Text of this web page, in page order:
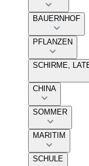
BAUERNHOF
PFLANZEN
SCHIRME,
CHINA
SOMMER
MARITIM
SCHULE